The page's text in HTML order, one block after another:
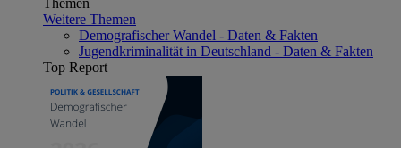
Weitere Themen
Demografischer Wandel - Daten & Fakten
Jugendkriminalität in Deutschland - Daten & Fakten
Top Report